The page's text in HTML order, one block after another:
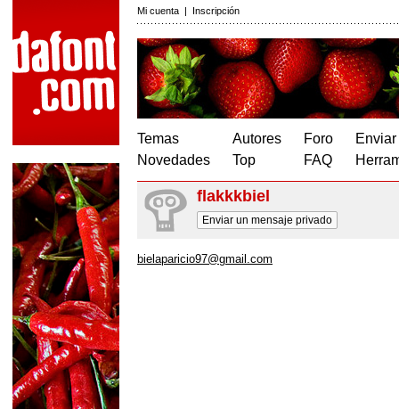
Mi cuenta | Inscripción
Temas
Novedades
Autores
Top
Foro
FAQ
flakkkbiel
Enviar un mensaje privado
bielaparicio97@gmail.com